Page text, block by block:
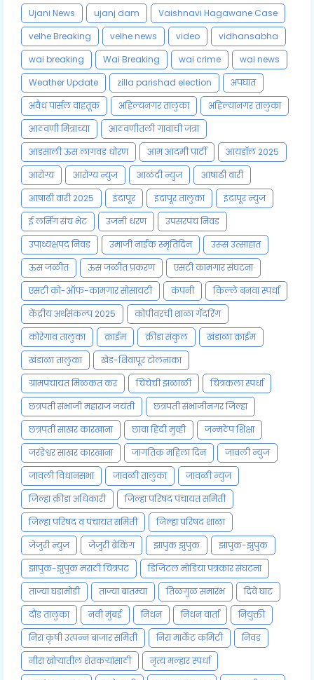
Ujani News ujanj dam
Vaishnavi Hagawane Case
velhe Breaking
velhe news video
vidhansabha
wai breaking
Wai Breaking wai crime
wai news
Weather Update
zilla parishad election
अपघात
अवैध पार्सल वाहतूक
अहिल्यनगर तालुका
अहिल्यानगर तालुका
आठवणी मित्राच्या
आठवणीतली गावाची जत्रा
आडसाली ऊस लागवड धोरण
आम आदमी पार्टी
आयडॉल 2025
आरोग्य
आरोग्य न्युज आळंदी न्युज
आषाढी वारी
आषाढी वारी 2025
इंदापूर इंदापूर तालुका
इंदापूर न्युज
ई लर्निंग संच भेट
उजनी धरण
उपसरपंच निवड
उपाध्यक्षपद निवड
उमाजी नाईक स्मृतिदिन
उरूस उत्साहात
ऊस जळीत
ऊस जळीत प्रकरण
एसटी कामगार संघटना
एसटी को-ऑफ-कामगार सोसायटी
कंपनी
किल्ले बनवा स्पर्धा
केंद्रीय अर्थसंकल्प 2025
कोपीवरची शाळा गॅदरिंग
कोरेगाव तालुका
क्राईम क्रीडा संकुल
खंडाळा क्राईम
खंडाळा तालुका
खेड-शिवापूर टोलनाका
ग्रामपंचायत मिळकत कर
चिंचेची झळाळी
चित्रकला स्पर्धा
छत्रपती संभाजी महाराज जयंती
छत्रपती संभाजीनगर जिल्हा
छत्रपती साखर कारखाना
छावा हिंदी मुव्ही
जन्मठेप शिक्षा
जरंडेश्वर साखर कारखाना
जागतिक महिला दिन
जावली न्युज
जावली विधानसभा
जावळी तालुका
जावळी न्युज
जिल्हा क्रीडा अधिकारी
जिल्हा परिषद पंचायत समिती
जिल्हा परिषद व पंचायत समिती
जिल्हा परिषद शाळा
जेजुरी न्युज
जेजुरी ब्रेकिंग झापुक झुपुक
झापुक-झुपुक
झापुक-झुपुक मराठी चित्रपट
डिजिटल मोडिया पत्रकार संघटना
ताज्या घडामोडी
ताज्या बातम्या तिळगुळ समारंभ
दिवे घाट
दौंड तालुका
नवी मुंबई निधन निधन वार्ता
नियुक्ती
निरा कृषी उत्पन्न बाजार समिती
निरा मार्केट कमिटी
निवड
नीरा खोऱ्यातील शेतकऱ्यांसाठी
नृत्य मल्हार स्पर्धा